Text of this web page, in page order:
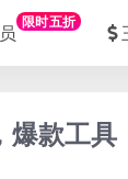
限时五折
爆款工